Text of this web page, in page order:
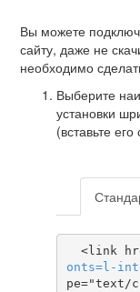
Вы можете
сайту, даже не
необходимо
Выберите
установки
(вставьте
<link
onts=l-
pe="text/